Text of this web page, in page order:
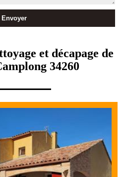
et décapage de
34260